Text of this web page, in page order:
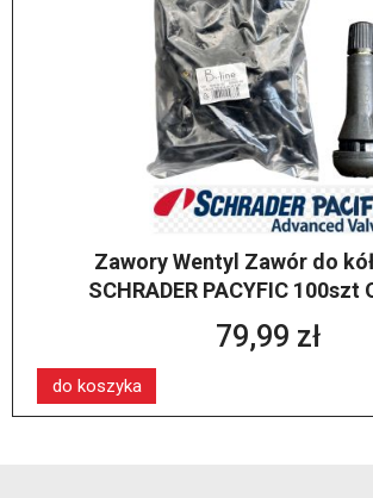
Zawory Wentyl Zawór do
SCHRADER PACYFIC 100szt
79,99 zł
do koszyka